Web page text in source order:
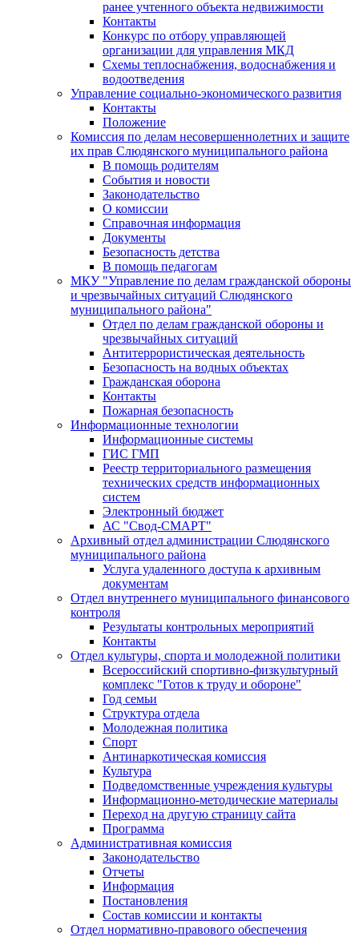
ранее учтенного объекта недвижимости
Контакты
Конкурс по отбору управляющей
организации для управления МКД
Схемы теплоснабжения, водоснабжения и
водоотведения
Управление социально-экономического развития
Контакты
Положение
Комиссия по делам несовершеннолетних и защите
их прав Слюдянского муниципального района
В помощь родителям
События и новости
Законодательство
О комиссии
Справочная информация
Документы
Безопасность детства
В помощь педагогам
МКУ "Управление по делам гражданской обороны
и чрезвычайных ситуаций Слюдянского
муниципального района"
Отдел по делам гражданской обороны и
чрезвычайных ситуаций
Антитеррористическая деятельность
Безопасность на водных объектах
Гражданская оборона
Контакты
Пожарная безопасность
Информационные технологии
Информационные системы
ГИС ГМП
Реестр территориального размещения
технических средств информационных
систем
Электронный бюджет
АС "Свод-СМАРТ"
Архивный отдел администрации Слюдянского
муниципального района
Услуга удаленного доступа к архивным
документам
Отдел внутреннего муниципального финансового
контроля
Результаты контрольных мероприятий
Контакты
Отдел культуры, спорта и молодежной политики
Всероссийский спортивно-физкультурный
комплекс "Готов к труду и обороне"
Год семьи
Структура отдела
Молодежная политика
Спорт
Антинаркотическая комиссия
Культура
Подведомственные учреждения культуры
Информационно-методические материалы
Переход на другую страницу сайта
Программа
Административная комиссия
Законодательство
Отчеты
Информация
Постановления
Состав комиссии и контакты
Отдел нормативно-правового обеспечения